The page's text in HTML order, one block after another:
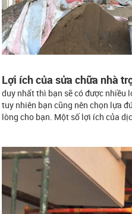
Lợi ích của sửa chữa nhà
duy nhất thì bạn sẽ có được nhiều
tuy nhiên bạn cũng nên chọn lựa
lòng cho bạn. Một số lợi ích của